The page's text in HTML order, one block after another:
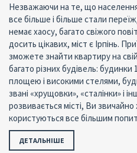
Незважаючи на те, що
все більше і більше стали
немає хаосу, багато свіжого
досить цікавих, міст є Ірпінь.
зможете знайти квартиру на
багато різних будівель:
площею і високими стелями,
звані «хрущовки», «сталінки» і
розвивається місті, Ви
користуються все більшим
ДЕТАЛЬНІШЕ